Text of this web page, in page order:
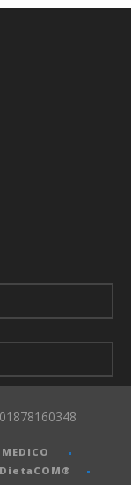
DietaCOM®